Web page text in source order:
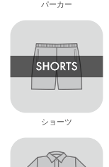
パーカー
ショーツ